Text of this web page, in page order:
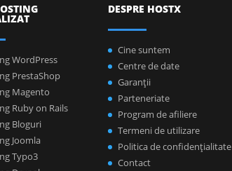
WordPress
PrestaShop
Magento
Ruby on Rails
Bloguri
Joomla
Typo3
DESPRE HOSTX
Cine suntem
Centre de date
Garanţii
Parteneriate
Program de afiliere
Termeni de utilizare
Politica de confidenţialitate
Contact